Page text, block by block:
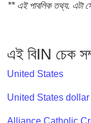
My
?
IP
IP
BIN
** এই পাবলিক তথ্য. এটা
এই বিIN চেক
United States
United States dollar
Alliance Catholic